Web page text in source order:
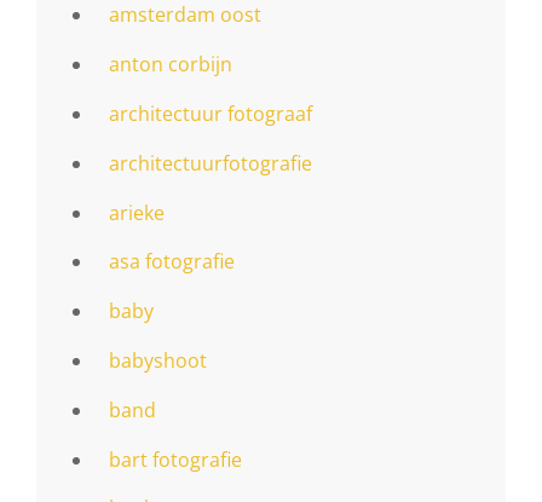
amsterdam oost
anton corbijn
architectuur fotograaf
architectuurfotografie
arieke
asa fotografie
baby
babyshoot
band
bart fotografie